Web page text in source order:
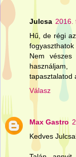
Julcsa 2016.
Hű, de régi
Nem
tapasztalatod
Válasz
Max Gastro
Kedves